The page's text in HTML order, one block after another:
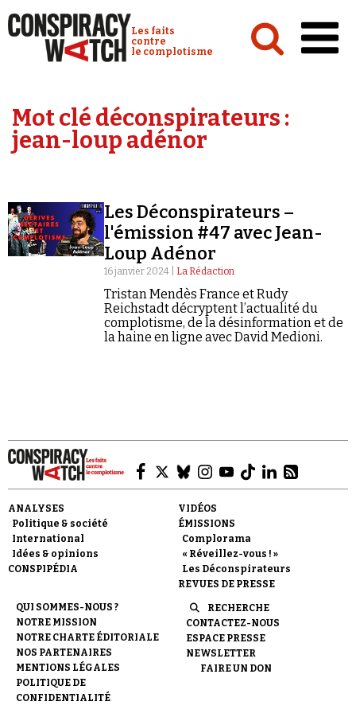
Conspiracy Watch :
Les faits
contre
le complotisme
Analyses
Émissions
Revues de presse
Newsletter
Faire un don
Mot clé déconspirateurs :
jean-loup adénor
Les Déconspirateurs –
l'émission #47 avec Jean-
Loup Adénor
16 janvier 2024 | La Rédaction
Tristan Mendès France et Rudy
Reichstadt décryptent l’actualité du
complotisme, de la désinformation et de
la haine en ligne avec David Medioni.
ANALYSES
Politique & société
International
Idées & opinions
CONSPIPÉDIA
VIDÉOS
ÉMISSIONS
Complorama
« Réveillez-vous ! »
Les Déconspirateurs
REVUES DE PRESSE
QUI SOMMES-NOUS ?
NOTRE MISSION
NOTRE CHARTE ÉDITORIALE
NOS PARTENAIRES
MENTIONS LÉGALES
POLITIQUE DE
CONFIDENTIALITÉ
RECHERCHE
CONTACTEZ-NOUS
ESPACE PRESSE
NEWSLETTER
FAIRE UN DON